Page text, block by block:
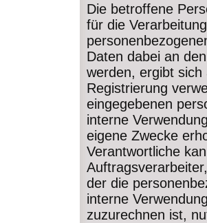
Die betroffene
für die
Daten dabei an
werden, ergibt
Registrierung
eingegebenen
interne
eigene Zwecke
Verantwortliche
der die
interne
zuzurechnen ist,